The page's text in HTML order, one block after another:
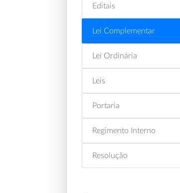
Editais
Lei Complementar
Lei Ordinária
Leis
Portaria
Regimento Interno
Resolução